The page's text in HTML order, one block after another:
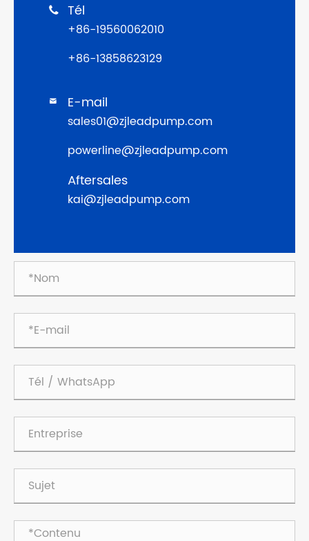
 Tél
+86-19560062010
+86-13858623129
 E-mail
sales01@zjleadpump.com
powerline@zjleadpump.com
Aftersales
kai@zjleadpump.com